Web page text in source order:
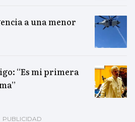
a una menor
“Es mi primera